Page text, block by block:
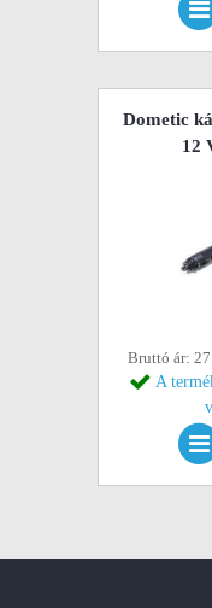
Dometic
12
Bruttó ár:
A